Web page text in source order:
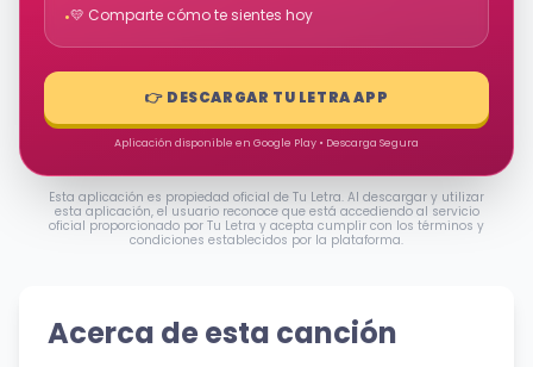
•💛 Comparte cómo te sientes hoy
👉 DESCARGAR TU LETRA APP
Aplicación disponible en Google Play • Descarga Segura
Esta aplicación es propiedad oficial de Tu Letra. Al descargar y utilizar
esta aplicación, el usuario reconoce que está accediendo al servicio
oficial proporcionado por Tu Letra y acepta cumplir con los términos y
condiciones establecidos por la plataforma.
Acerca de esta canción